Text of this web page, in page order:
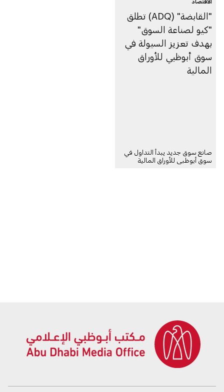
الاقتصاد
"القابضة" (ADQ) تطلق
"كيو لصناعة السوق"
بهدف تعزيز السيولة في
سوق أبوظبي للأوراق
المالية
صانع سوق جديد يبدأ التداول في
سوق أبوظبي للأوراق المالية